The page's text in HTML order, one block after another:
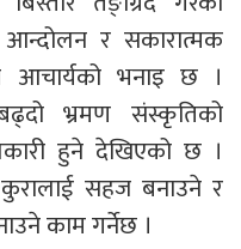
आन्दोलन र सकारात्मक
आचार्यको भनाइ छ ।
भ्रमण संस्कृतिको
हुने देखिएको छ ।
सहज बनाउने र
काम गर्नेछ ।